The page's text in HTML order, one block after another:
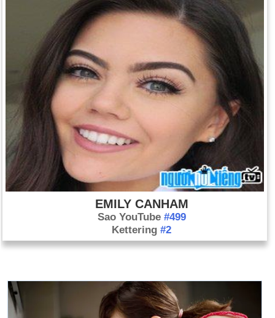
EMILY CANHAM
Sao YouTube #499
Kettering #2